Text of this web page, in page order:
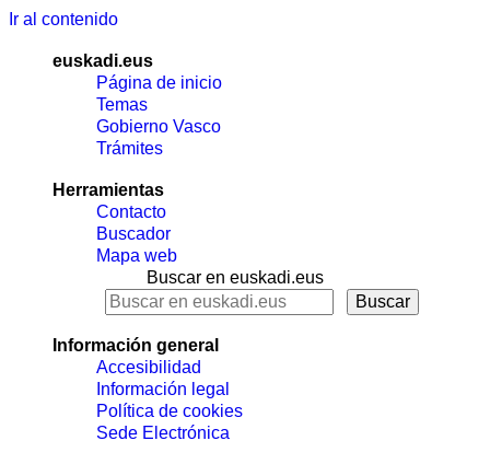
Ir al contenido
euskadi.eus
Página de inicio
Temas
Gobierno Vasco
Trámites
Herramientas
Contacto
Buscador
Mapa web
Buscar en euskadi.eus
Información general
Accesibilidad
Información legal
Política de cookies
Sede Electrónica